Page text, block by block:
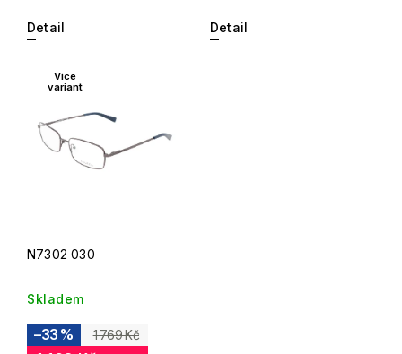
Detail Detail
Více
variant
N7302 030
Skladem
1 769 Kč
–33 %